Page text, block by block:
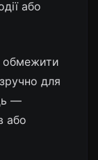
або
обмежити
для
—
або